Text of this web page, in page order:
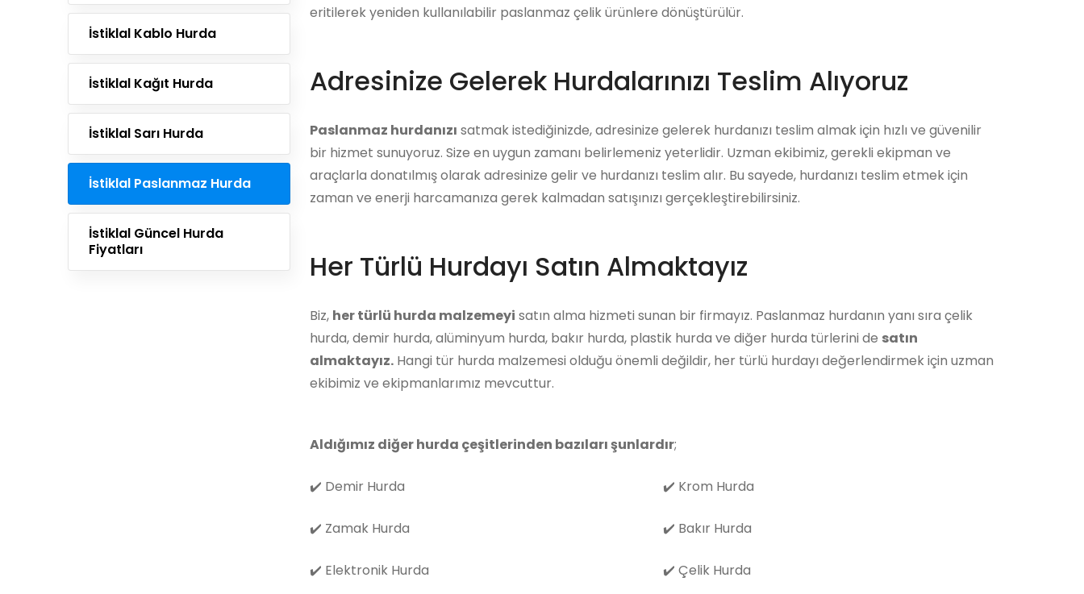
İstiklal Kablo Hurda
İstiklal Kağıt Hurda
İstiklal Sarı Hurda
İstiklal Paslanmaz Hurda
İstiklal Güncel Hurda
Fiyatları
eritilerek yeniden kullanılabilir paslanmaz çelik ürünlere dönüştürülür.
Adresinize Gelerek Hurdalarınızı Teslim Alıyoruz
Paslanmaz hurdanızı satmak istediğinizde, adresinize gelerek hurdanızı teslim almak için hızlı ve güvenilir
bir hizmet sunuyoruz. Size en uygun zamanı belirlemeniz yeterlidir. Uzman ekibimiz, gerekli ekipman ve
araçlarla donatılmış olarak adresinize gelir ve hurdanızı teslim alır. Bu sayede, hurdanızı teslim etmek için
zaman ve enerji harcamanıza gerek kalmadan satışınızı gerçekleştirebilirsiniz.
Her Türlü Hurdayı Satın Almaktayız
Biz, her türlü hurda malzemeyi satın alma hizmeti sunan bir firmayız. Paslanmaz hurdanın yanı sıra çelik
hurda, demir hurda, alüminyum hurda, bakır hurda, plastik hurda ve diğer hurda türlerini de satın
almaktayız. Hangi tür hurda malzemesi olduğu önemli değildir, her türlü hurdayı değerlendirmek için uzman
ekibimiz ve ekipmanlarımız mevcuttur.
Aldığımız diğer hurda çeşitlerinden bazıları şunlardır;
✔️ Demir Hurda
✔️ Zamak Hurda
✔️ Elektronik Hurda
✔️ Krom Hurda
✔️ Bakır Hurda
✔️ Çelik Hurda